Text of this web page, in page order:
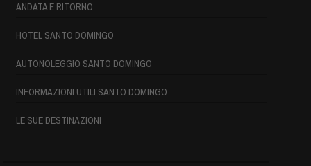
ANDATA E RITORNO
HOTEL SANTO DOMINGO
AUTONOLEGGIO SANTO DOMINGO
INFORMAZIONI UTILI SANTO DOMINGO
LE SUE DESTINAZIONI